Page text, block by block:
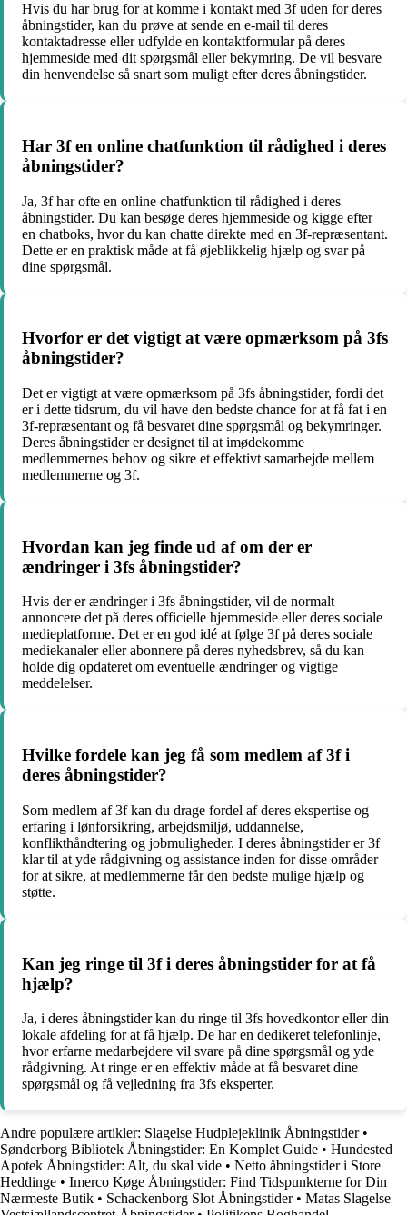
Hvis du har brug for at komme i kontakt med 3f uden for deres
åbningstider, kan du prøve at sende en e-mail til deres
kontaktadresse eller udfylde en kontaktformular på deres
hjemmeside med dit spørgsmål eller bekymring. De vil besvare
din henvendelse så snart som muligt efter deres åbningstider.
Har 3f en online chatfunktion til rådighed i deres
åbningstider?
Ja, 3f har ofte en online chatfunktion til rådighed i deres
åbningstider. Du kan besøge deres hjemmeside og kigge efter
en chatboks, hvor du kan chatte direkte med en 3f-repræsentant.
Dette er en praktisk måde at få øjeblikkelig hjælp og svar på
dine spørgsmål.
Hvorfor er det vigtigt at være opmærksom på 3fs
åbningstider?
Det er vigtigt at være opmærksom på 3fs åbningstider, fordi det
er i dette tidsrum, du vil have den bedste chance for at få fat i en
3f-repræsentant og få besvaret dine spørgsmål og bekymringer.
Deres åbningstider er designet til at imødekomme
medlemmernes behov og sikre et effektivt samarbejde mellem
medlemmerne og 3f.
Hvordan kan jeg finde ud af om der er
ændringer i 3fs åbningstider?
Hvis der er ændringer i 3fs åbningstider, vil de normalt
annoncere det på deres officielle hjemmeside eller deres sociale
medieplatforme. Det er en god idé at følge 3f på deres sociale
mediekanaler eller abonnere på deres nyhedsbrev, så du kan
holde dig opdateret om eventuelle ændringer og vigtige
meddelelser.
Hvilke fordele kan jeg få som medlem af 3f i
deres åbningstider?
Som medlem af 3f kan du drage fordel af deres ekspertise og
erfaring i lønforsikring, arbejdsmiljø, uddannelse,
konflikthåndtering og jobmuligheder. I deres åbningstider er 3f
klar til at yde rådgivning og assistance inden for disse områder
for at sikre, at medlemmerne får den bedste mulige hjælp og
støtte.
Kan jeg ringe til 3f i deres åbningstider for at få
hjælp?
Ja, i deres åbningstider kan du ringe til 3fs hovedkontor eller din
lokale afdeling for at få hjælp. De har en dedikeret telefonlinje,
hvor erfarne medarbejdere vil svare på dine spørgsmål og yde
rådgivning. At ringe er en effektiv måde at få besvaret dine
spørgsmål og få vejledning fra 3fs eksperter.
Andre populære artikler: Slagelse Hudplejeklinik Åbningstider•
Sønderborg Bibliotek Åbningstider: En Komplet Guide • Hundested
Apotek Åbningstider: Alt, du skal vide • Netto åbningstider i Store
Heddinge • Imerco Køge Åbningstider: Find Tidspunkterne for Din
Nærmeste Butik • Schackenborg Slot Åbningstider• Matas Slagelse